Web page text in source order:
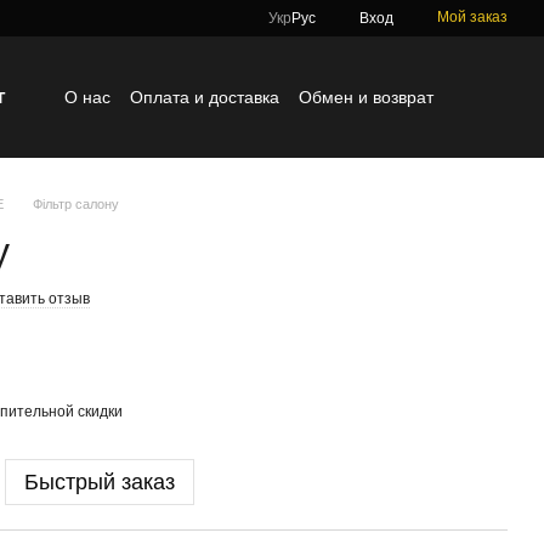
Укр Рус Вход Мой заказ
О нас Оплата и доставка
Обмен и возврат
Фільтр салону
отзыв
скидки
Быстрый заказ